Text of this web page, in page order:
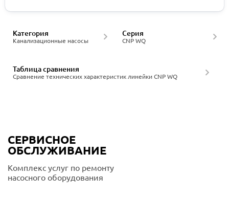
Канализационные насосы
Категория
CNP WQ
Серия
Сравнение технических характеристик линейки CNP WQ
Таблица сравнения
СЕРВИСНОЕ
ОБСЛУЖИВАНИЕ
Комплекс услуг по ремонту
насосного оборудования